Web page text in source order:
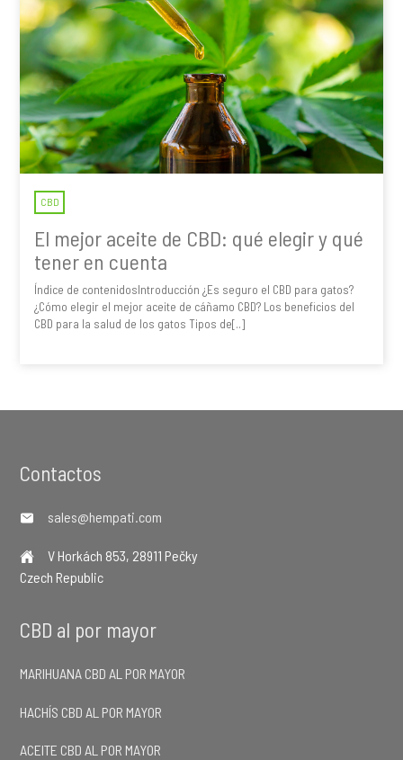
CBD
El mejor aceite de CBD: qué elegir y qué
tener en cuenta
Índice de contenidosIntroducción ¿Es seguro el CBD para gatos?
¿Cómo elegir el mejor aceite de cáñamo CBD? Los beneficios del
CBD para la salud de los gatos Tipos de[..]
Footer
Contactos
sales@hempati.com
V Horkách 853, 28911 Pečky
Czech Republic
CBD al por mayor
MARIHUANA CBD AL POR MAYOR
HACHÍS CBD AL POR MAYOR
ACEITE CBD AL POR MAYOR